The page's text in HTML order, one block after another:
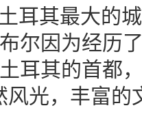
耳其最大的
尔因为经历
耳其的首都
风光，丰富的